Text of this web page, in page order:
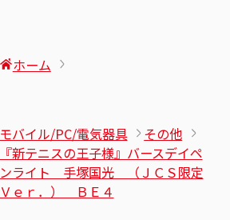
ホーム
モバイル/PC/電気器具
その他
『新テニスの王子様』バースデイペ
ンライト 手塚国光 （ＪＣＳ限定
Ｖｅｒ．） ＢＥ４